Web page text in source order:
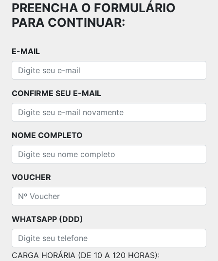
PREENCHA O FORMULÁRIO
PARA CONTINUAR:
E-MAIL
CONFIRME SEU E-MAIL
NOME COMPLETO
VOUCHER
WHATSAPP (DDD)
CARGA HORÁRIA (DE 10 A 120 HORAS):